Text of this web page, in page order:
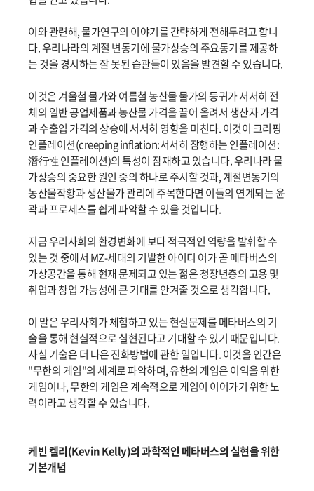
이와 관련해, 물가연구의 이야기를 간략하게 전해두려고 합니
다. 우리나라의 계절 변동기에 물가상승의 주요동기를 제공하
는 것을 경시하는 잘 못된 습관들이 있음을 발견할 수 있습니다.
이것은 겨울철 물가와 여름철 농산물 물가의 등귀가 서서히 전
체의 일반 공업제품과 농산물 가격을 끌어 올려서 생산자 가격
과 수출입 가격의 상승에 서서히 영향을 미친다. 이것이 크리핑
인플레이션(creeping inflation:서서히 잠행하는 인플레이션:
潛行性 인플레이션)의 특성이 잠재하고 있습니다. 우리나라 물
가상승의 중요한 원인 중의 하나로 주시할 것과, 계절변동기의
농산물작황과 생산물가 관리에 주목한다면 이들의 연계되는 윤
곽과 프로세스를 쉽게 파악할 수 있을 것입니다.
지금 우리사회의 환경변화에 보다 적극적인 역량을 발휘할 수
있는 것 중에서 MZ-세대의 기발한 아이디 어가 곧 메타버스의
가상공간을 통해 현재 문제되고 있는 젊은 청장년층의 고용 및
취업과 창업 가능성에 큰 기대를 안겨줄 것으로 생각합니다.
이 말은 우리사회가 체험하고 있는 현실문제를 메타버스의 기
술을 통해 현실적으로 실현된다고 기대할 수 있기 때문입니다.
사실 기술은 더 나은 진화방법에 관한 일입니다. 이것을 인간은
"무한의 게임"의 세계로 파악하며, 유한의 게임은 이익을 위한
게임이나, 무한의 게임은 계속적으로 게임이 이어가기 위한 노
력이라고 생각할 수 있습니다.
케빈 켈리(Kevin Kelly)의 과학적인 메타버스의 실현을 위한
기본개념